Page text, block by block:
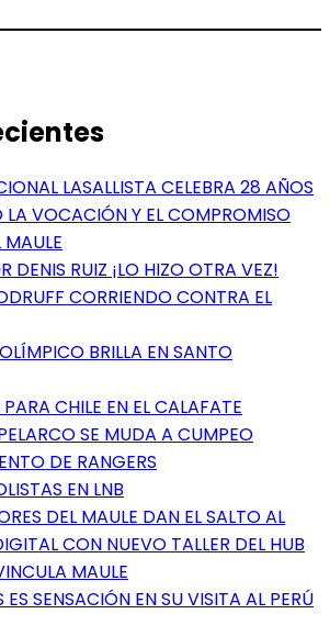
LASALLISTA CELEBRA 28 AÑOS
LA VOCACIÓN Y EL COMPROMISO
MAULE
DENIS RUIZ ¡LO HIZO OTRA VEZ!
CORRIENDO CONTRA EL
BRILLA EN SANTO
CHILE EN EL CALAFATE
SE MUDA A CUMPEO
DE RANGERS
EN LNB
DEL MAULE DAN EL SALTO AL
CON NUEVO TALLER DEL HUB
MAULE
ES SENSACIÓN EN SU VISITA AL PERÚ